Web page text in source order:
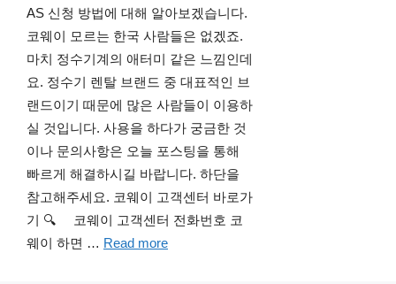
AS 신청 방법에 대해 알아보겠습니다.
코웨이 모르는 한국 사람들은 없겠죠.
마치 정수기계의 애터미 같은 느낌인데
요. 정수기 렌탈 브랜드 중 대표적인 브
랜드이기 때문에 많은 사람들이 이용하
실 것입니다. 사용을 하다가 궁금한 것
이나 문의사항은 오늘 포스팅을 통해
빠르게 해결하시길 바랍니다. 하단을
참고해주세요. 코웨이 고객센터 바로가
기 🔍 코웨이 고객센터 전화번호 코
웨이 하면 … Read more